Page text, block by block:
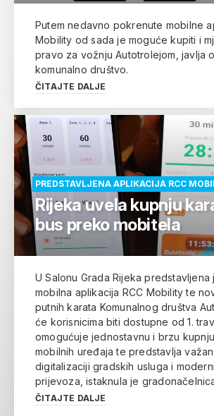
Putem nedavno pokrenute mobilne
Mobility od sada je moguće kupiti i
pravo za vožnju Autotrolejom, javlja
komunalno društvo.
ČITAJTE DALJE
PREDSTAVLJENA APLIKACIJA RCC
Rijeka uvela kupnju
bus preko mobitela
U Salonu Grada Rijeka predstavljena
mobilna aplikacija RCC Mobility te
putnih karata Komunalnog društva
će korisnicima biti dostupne od 1.
omogućuje jednostavnu i brzu
mobilnih uređaja te predstavlja
digitalizaciji gradskih usluga i
prijevoza, istaknula je
ČITAJTE DALJE